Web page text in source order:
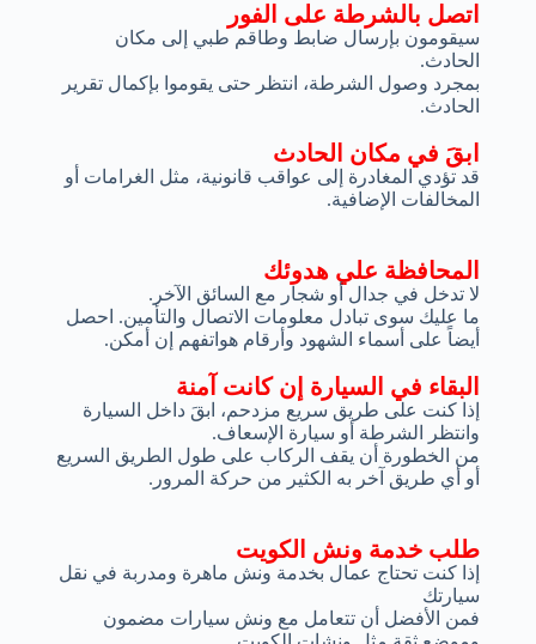
ابقَ في مكان الحادث
قد تؤدي المغادرة إلى عواقب قانونية، مثل الغرامات أو
المخالفات الإضافية.
اتصل بالشرطة على الفور
سيقومون بإرسال ضابط وطاقم طبي إلى مكان
الحادث.
بمجرد وصول الشرطة، انتظر حتى يقوموا بإكمال تقرير
الحادث.
البقاء في السيارة إن كانت آمنة
إذا كنت على طريق سريع مزدحم، ابقَ داخل السيارة
وانتظر الشرطة أو سيارة الإسعاف.
من الخطورة أن يقف الركاب على طول الطريق السريع
أو أي طريق آخر به الكثير من حركة المرور.
المحافظة علي هدوئك
لا تدخل في جدال أو شجار مع السائق الآخر.
ما عليك سوى تبادل معلومات الاتصال والتأمين. احصل
أيضاً على أسماء الشهود وأرقام هواتفهم إن أمكن.
طلب خدمة ونش الكويت
إذا كنت تحتاج عمال بخدمة ونش ماهرة ومدربة في نقل
سيارتك
فمن الأفضل أن تتعامل مع ونش سيارات مضمون